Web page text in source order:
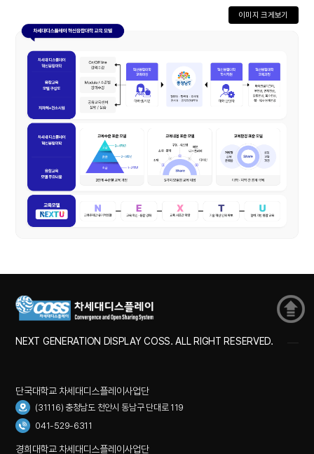
이미지 크게보기
NEXT GENERATION DISPLAY COSS. ALL RIGHT RESERVED.
단국대학교 차세대디스플레이사업단
(31116) 충청남도 천안시 동남구 단대로 119
041-529-6311
경희대학교 차세대디스플레이사업단